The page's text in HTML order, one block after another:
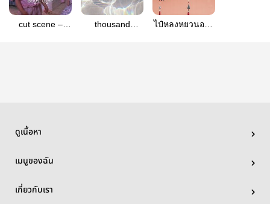
cut scene –
thousand
ไป๋หลงหยวนอวี้ -
ดูเนื้อหา
เมนูของฉัน
เกี่ยวกับเรา